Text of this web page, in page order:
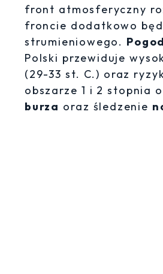
front atmosferyczny
froncie dodatkowo
strumieniowego.
Polski przewiduje
(29-33 st. C.) oraz
obszarze 1 i 2 stopnia
burza oraz śledzenie